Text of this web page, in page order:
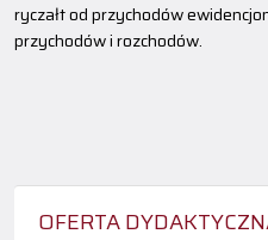
OFERTA
ryczałt od przychodów
przychodów i rozchodów.